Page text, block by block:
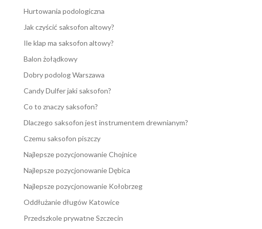
Hurtowania podologiczna
Jak czyścić saksofon altowy?
Ile klap ma saksofon altowy?
Balon żołądkowy
Dobry podolog Warszawa
Candy Dulfer jaki saksofon?
Co to znaczy saksofon?
Dlaczego saksofon jest instrumentem drewnianym?
Czemu saksofon piszczy
Najlepsze pozycjonowanie Chojnice
Najlepsze pozycjonowanie Dębica
Najlepsze pozycjonowanie Kołobrzeg
Oddłużanie długów Katowice
Przedszkole prywatne Szczecin